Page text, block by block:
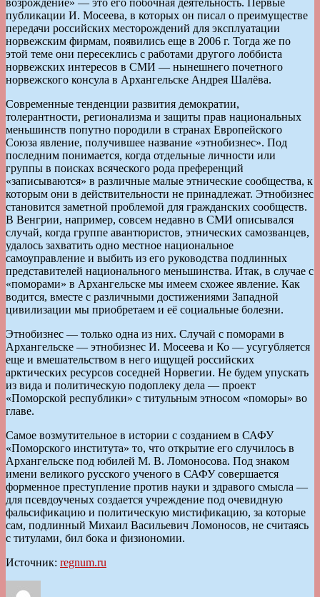
публикации И. Мосеева, в которых он писал о преимуществе
передачи российских месторождений для эксплуатации
норвежским фирмам, появились еще в 2006 г. Тогда же по
этой теме они пересеклись с работами другого лоббиста
норвежских интересов в СМИ — нынешнего почетного
норвежского консула в Архангельске Андрея Шалёва.
Современные тенденции развития демократии,
толерантности, регионализма и защиты прав национальных
меньшинств попутно породили в странах Европейского
Союза явление, получившее название «этнобизнес». Под
последним понимается, когда отдельные личности или
группы в поисках всяческого рода преференций
«записываются» в различные малые этнические сообщества, к
которым они в действительности не принадлежат. Этнобизнес
становится заметной проблемой для гражданских сообществ.
В Венгрии, например, совсем недавно в СМИ описывался
случай, когда группе авантюристов, этнических самозванцев,
удалось захватить одно местное национальное
самоуправление и выбить из его руководства подлинных
представителей национального меньшинства. Итак, в случае с
«поморами» в Архангельске мы имеем схожее явление. Как
водится, вместе с различными достижениями Западной
цивилизации мы приобретаем и её социальные болезни.
Этнобизнес — только одна из них. Случай с поморами в
Архангельске — этнобизнес И. Мосеева и Ко — усугубляется
еще и вмешательством в него ищущей российских
арктических ресурсов соседней Норвегии. Не будем упускать
из вида и политическую подоплеку дела — проект
«Поморской республики» с титульным этносом «поморы» во
главе.
Самое возмутительное в истории с созданием в САФУ
«Поморского института» то, что открытие его случилось в
Архангельске под юбилей М. В. Ломоносова. Под знаком
имени великого русского ученого в САФУ совершается
форменное преступление против науки и здравого смысла —
для псевдоученых создается учреждение под очевидную
фальсификацию и политическую мистификацию, за которые
сам, подлинный Михаил Васильевич Ломоносов, не считаясь
с титулами, бил бока и физиономии.
Источник: regnum.ru